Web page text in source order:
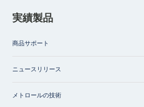
実績製品
商品サポート
ニュースリリース
メトロールの技術